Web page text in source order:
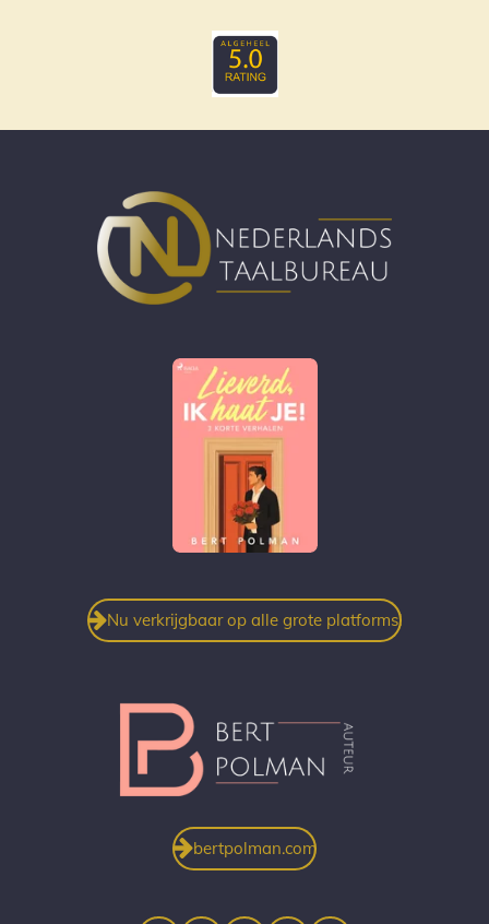
Nu verkrijgbaar op alle grote platforms!
bertpolman.com